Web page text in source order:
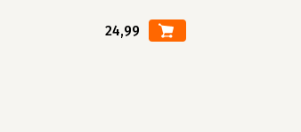
24,99